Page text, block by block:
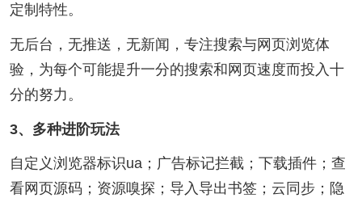
定制特性。
无后台，无推送，无新闻，专注搜索与网页浏览体
验，为每个可能提升一分的搜索和网页速度而投入十
分的努力。
3、多种进阶玩法
自定义浏览器标识ua；广告标记拦截；下载插件；查
看网页源码；资源嗅探；导入导出书签；云同步；隐